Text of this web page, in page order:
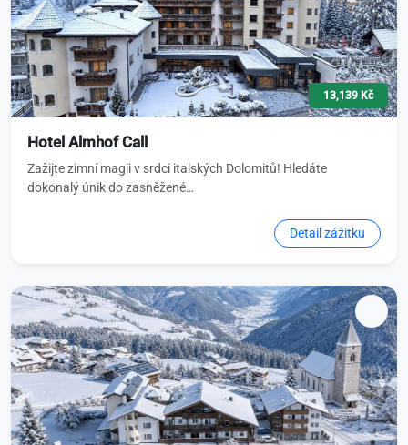
13,139 Kč
Hotel Almhof Call
Zažijte zimní magii v srdci italských Dolomitů! Hledáte
dokonalý únik do zasněžené…
Detail zážitku